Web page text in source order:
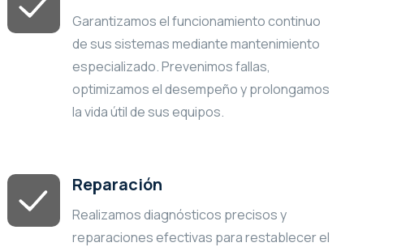
Garantizamos el funcionamiento continuo
de sus sistemas mediante mantenimiento
especializado. Prevenimos fallas,
optimizamos el desempeño y prolongamos
la vida útil de sus equipos.
Reparación
Realizamos diagnósticos precisos y
reparaciones efectivas para restablecer el